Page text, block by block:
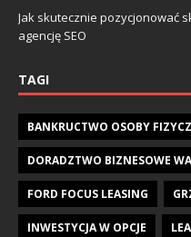
Jak skutecznie pozycjonować
agencję SEO
TAGI
BANKRUCTWO OSOBY
DORADZTWO BIZNESOWE
FORD FOCUS LEASING
INWESTYCJA W OPCJE